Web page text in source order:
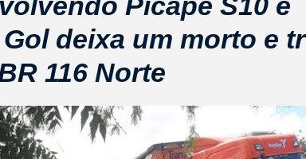
deixa um morto e
116 Norte